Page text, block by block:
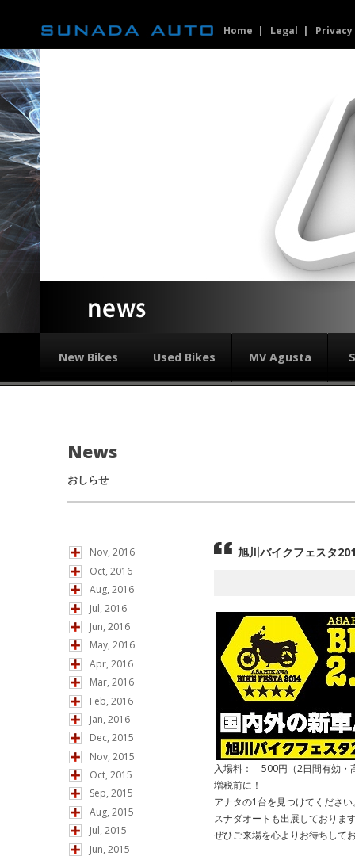
Home Legal
New Bikes Used Bikes MV Agusta
News
おしらせ
Nov, 2016
Oct, 2016
Aug, 2016
Jul, 2016
Jun, 2016
May, 2016
Apr, 2016
Mar, 2016
Feb, 2016
Jan, 2016
Dec, 2015
Nov, 2015
Oct, 2015
Sep, 2015
Aug, 2015
Jul, 2015
Jun, 2015
旭川バイクフェスタ
入場料： 500円（2日間有効・
増税前に！
アナタの1台を見つけてください
スナダオートも出展しておりま
ぜひご来場を心よりお待ちして